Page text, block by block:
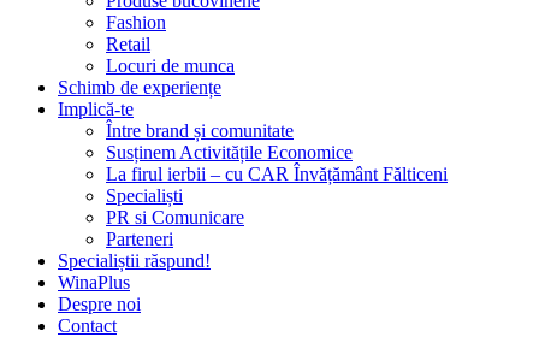
Fashion
Retail
Locuri de munca
Schimb de experiențe
Implică-te
Între brand și comunitate
Susținem Activitățile Economice
La firul ierbii – cu CAR Învățământ Fălticeni
Specialiști
PR si Comunicare
Parteneri
Specialiștii răspund!
WinaPlus
Despre noi
Contact